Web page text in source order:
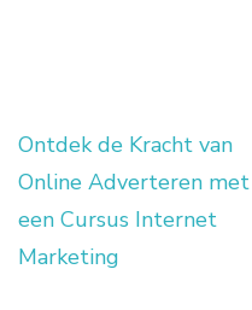
Berichtnavigatie
Ontdek de Kracht van
Online Adverteren met
een Cursus Internet
Marketing